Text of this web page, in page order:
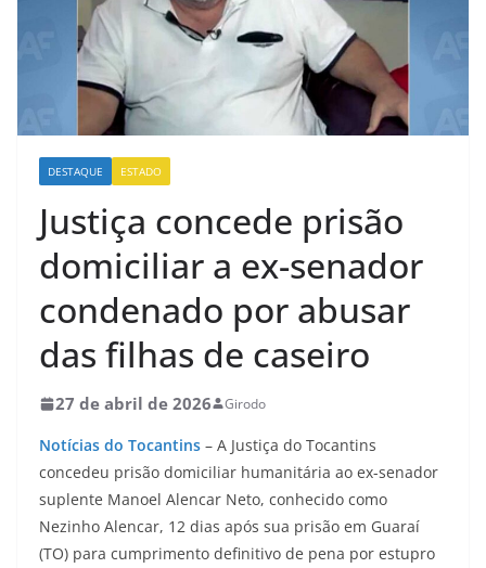
DESTAQUE ESTADO
Justiça concede prisão
domiciliar a ex-senador
condenado por abusar
das filhas de caseiro
27 de abril de 2026 Girodo
Notícias do Tocantins – A Justiça do Tocantins
concedeu prisão domiciliar humanitária ao ex-senador
suplente Manoel Alencar Neto, conhecido como
Nezinho Alencar, 12 dias após sua prisão em Guaraí
(TO) para cumprimento definitivo de pena por estupro